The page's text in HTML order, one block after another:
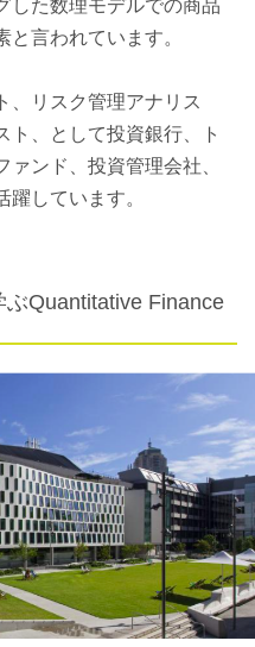
した数理モデルでの商品
言われています。
、リスク管理アナリス
ト、として投資銀行、ト
ンド、投資管理会社、
しています。
Quantitative Finance